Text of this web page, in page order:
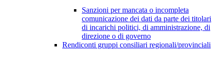
Sanzioni per mancata o incompleta
comunicazione dei dati da parte dei titolari
di incarichi politici, di amministrazione, di
direzione o di governo
Rendiconti gruppi consiliari regionali/provinciali